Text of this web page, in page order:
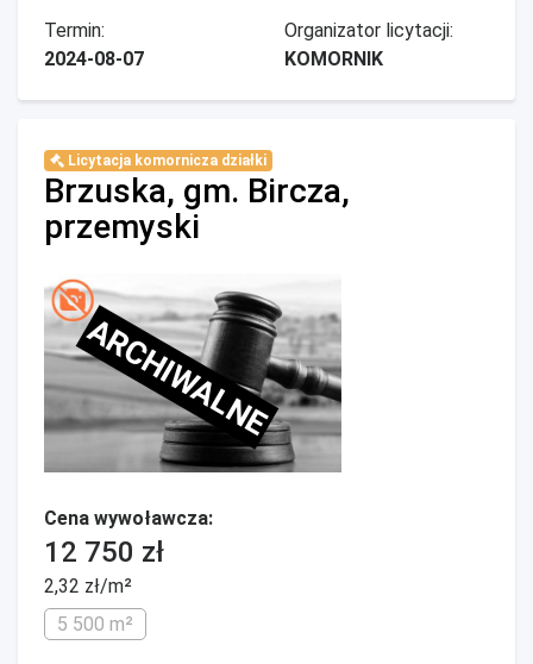
Termin:
2024-08-07
Organizator licytacji:
KOMORNIK
Licytacja komornicza działki
Brzuska, gm. Bircza,
przemyski
ARCHIWALNE
Cena wywoławcza:
12 750 zł
2,32 zł/m²
5 500 m²